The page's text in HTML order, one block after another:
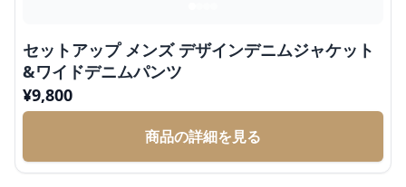
セットアップ メンズ デザインデニムジャケット
&ワイドデニムパンツ
¥9,800
商品の詳細を見る